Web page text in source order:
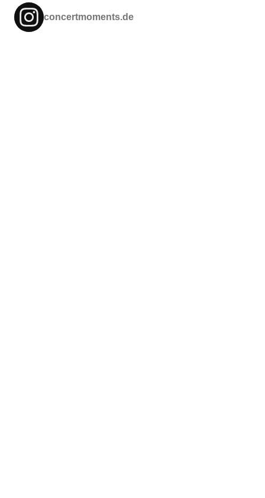
concertmoments.de